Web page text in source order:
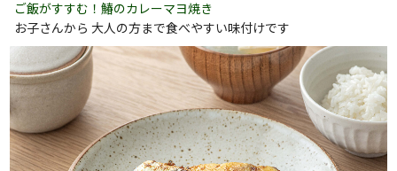
ご飯がすすむ！鰆のカレーマヨ焼き
お子さんから 大人の方まで食べやすい味付けです